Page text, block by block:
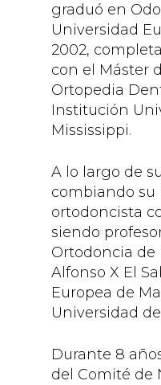
graduó en
Universidad
2002,
con el Máster
Ortopedia
Institución
Mississippi.
A lo largo de
combiando su
ortodoncista
siendo
Ortodoncia de
Alfonso X El
Europea de
Universidad
Durante 8
del Comité de